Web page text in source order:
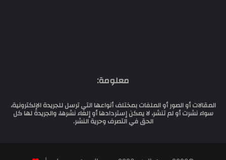
معلومة:
المقالات أو الصور أو الملفات بمختلف أنواعها التي ترسل للجريدة الإلكترونية،
سواء نشرت أو لم تنشر، لا يمكن إستردادها أو إلغاء نشرها، والجريدة لها كل
الحق في التصرف وحرية النشر.